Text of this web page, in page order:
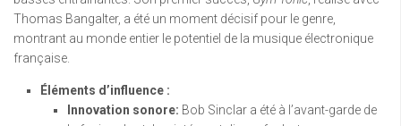
Thomas Bangalter, a été un moment décisif pour le genre,
montrant au monde entier le potentiel de la musique électronique
française.
Éléments d’influence :
Innovation sonore: Bob Sinclar a été à l’avant-garde de